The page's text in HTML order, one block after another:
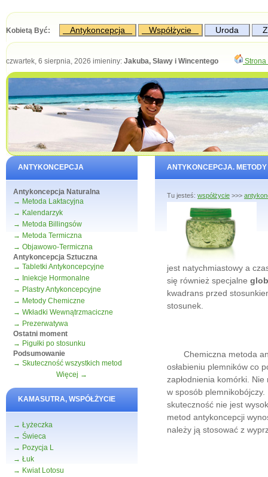
Kobietą Być: Antykoncepcja Współżycie Uroda
czwartek, 6 sierpnia, 2026 imieniny: Jakuba, Sławy i Wincentego Strona
ANTYKONCEPCJA
Antykoncepcja Naturalna
→ Metoda Laktacyjna
→ Kalendarzyk
→ Metoda Billingsów
→ Metoda Termiczna
→ Objawowo-Termiczna
Antykoncepcja Sztuczna
→ Tabletki Antykoncepcyjne
→ Iniekcje Hormonalne
→ Plastry Antykoncepcyjne
→ Metody Chemiczne
→ Wkładki Wewnątrzmaciczne
→ Prezerwatywa
Ostatni moment
→ Pigułki po stosunku
Podsumowanie
→ Skuteczność wszystkich metod
Więcej →
KAMASUTRA, WSPÓŁŻYCIE
→ Łyżeczka
→ Świeca
→ Pozycja L
→ Łuk
→ Kwiat Lotosu
ANTYKONCEPCJA.
Tu jesteś: współżycie >>>
jest natychmiastowy a
się również specjalne
kwadrans przed
stosunek.
Chemiczna metoda
osłabieniu plemników co
zapłodnienia komórki. Nie
w sposób
skuteczność nie jest
metod antykoncepcji
należy ją stosować z